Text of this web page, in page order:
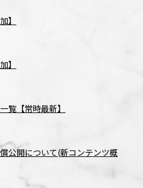
】
】
覧【常時最新】
公開について(新コンテンツ概